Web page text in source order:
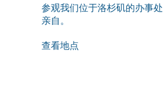
参观我们位于洛杉矶的办事处
亲自。
查看地点